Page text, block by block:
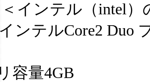
インテル（intel）
ンテルCore2 Duo
容量4GB